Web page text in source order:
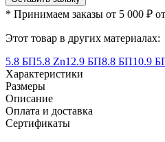
* Принимаем заказы от 5 000 ₽
Этот товар в других материалах:
5.8 БП5.8 Zn12.9 БП8.8 БП10.9
Характеристики
Размеры
Описание
Оплата и доставка
Сертификаты